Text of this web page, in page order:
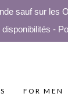
sauf sur les
disponibilités -
FOR MEN